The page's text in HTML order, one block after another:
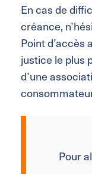
En cas de
créance,
Point d’accès
justice le plus
d’une
Pour